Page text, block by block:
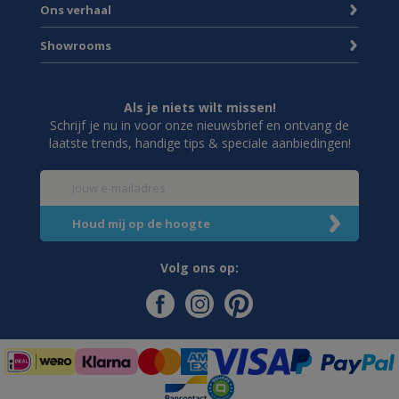
Ons verhaal
Showrooms
Als je niets wilt missen!
Schrijf je nu in voor onze nieuwsbrief en ontvang de
laatste trends, handige tips & speciale aanbiedingen!
Volg ons op: